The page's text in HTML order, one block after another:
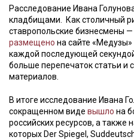
Расследование Ивана
кладбищами. Как столичный
ставропольские бизнесмены
размещено на сайте
каждой последующей
больше перепечаток статьи и
материалов.
В итоге исследование Ивана
сокращенном виде вышло на
российских ресурсов, а также
которых Der Spiegel,